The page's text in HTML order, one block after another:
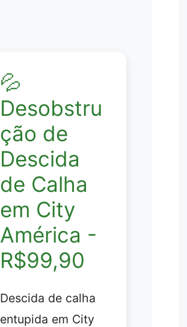
💦
Desobstru
ção de
Descida
de Calha
em City
América -
R$99,90
Descida de calha
entupida em City